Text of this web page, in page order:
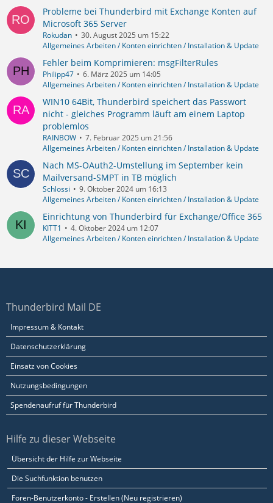
Probleme bei Thunderbird mit Exchange Konten auf
Microsoft 365 Server
Rokudan
30. August 2025 um 15:22
Allgemeines Arbeiten / Konten einrichten / Installation & Update
Fehler beim Komprimieren: msgFilterRules
Philipp47
6. März 2025 um 14:05
Allgemeines Arbeiten / Konten einrichten / Installation & Update
WIN10 64Bit, Thunderbird speichert das Passwort
nicht - gleiches Programm läuft am einem Laptop
problemlos
RAINBOW
7. Februar 2025 um 21:56
Allgemeines Arbeiten / Konten einrichten / Installation & Update
Nach MS-OAuth2-Umstellung im September kein
Mailversand-SMPT in TB möglich
Schlossi
9. Oktober 2024 um 16:13
Allgemeines Arbeiten / Konten einrichten / Installation & Update
Einrichtung von Thunderbird für Exchange/Office 365
KITT1
4. Oktober 2024 um 12:07
Allgemeines Arbeiten / Konten einrichten / Installation & Update
Thunderbird Mail DE
Impressum & Kontakt
Datenschutzerklärung
Einsatz von Cookies
Nutzungsbedingungen
Spendenaufruf für Thunderbird
Hilfe zu dieser Webseite
Übersicht der Hilfe zur Webseite
Die Suchfunktion benutzen
Foren-Benutzerkonto - Erstellen (Neu registrieren)